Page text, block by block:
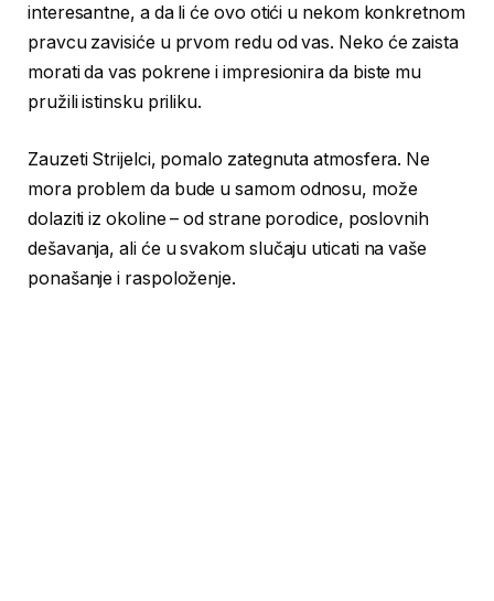
interesantne, a da li će ovo otići u nekom konkretnom
pravcu zavisiće u prvom redu od vas. Neko će zaista
morati da vas pokrene i impresionira da biste mu
pružili istinsku priliku.
Zauzeti Strijelci, pomalo zategnuta atmosfera. Ne
mora problem da bude u samom odnosu, može
dolaziti iz okoline – od strane porodice, poslovnih
dešavanja, ali će u svakom slučaju uticati na vaše
ponašanje i raspoloženje.